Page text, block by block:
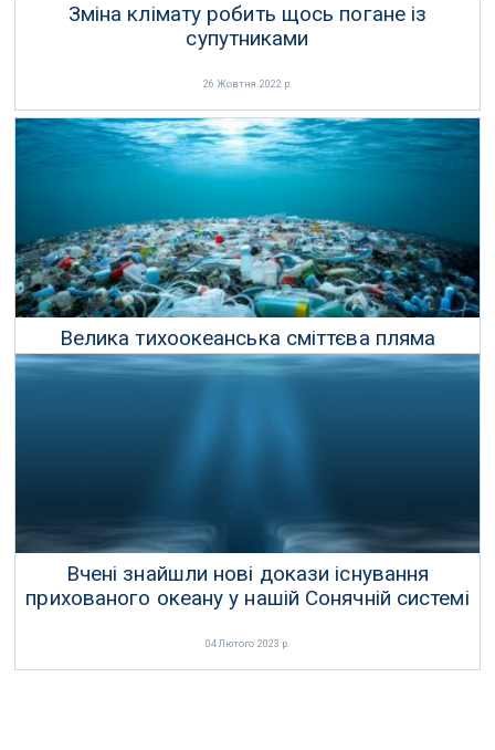
Зміна клімату робить щось погане із
супутниками
26 Жовтня 2022 р.
Велика тихоокеанська сміттєва пляма
кишить сміттєвим життям
Вчені знайшли нові докази існування
прихованого океану у нашій Сонячній системі
04 Лютого 2023 р.